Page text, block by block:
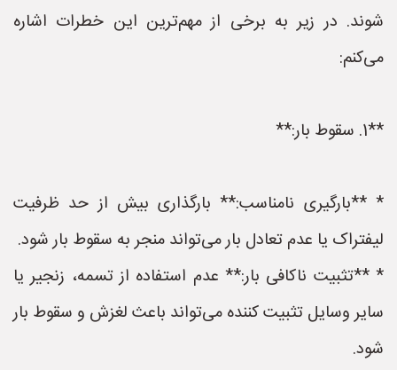
شوند. در زیر به برخی از مهم‌ترین این خطرات اشاره
می‌کنم:
**1. سقوط بار:**
* **بارگیری نامناسب:** بارگذاری بیش از حد ظرفیت
لیفتراک یا عدم تعادل بار می‌تواند منجر به سقوط بار شود.
* **تثبیت ناکافی بار:** عدم استفاده از تسمه، زنجیر یا
سایر وسایل تثبیت کننده می‌تواند باعث لغزش و سقوط بار
شود.